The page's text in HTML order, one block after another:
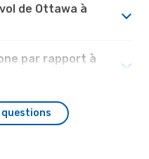
de Ottawa à
par rapport à
questions